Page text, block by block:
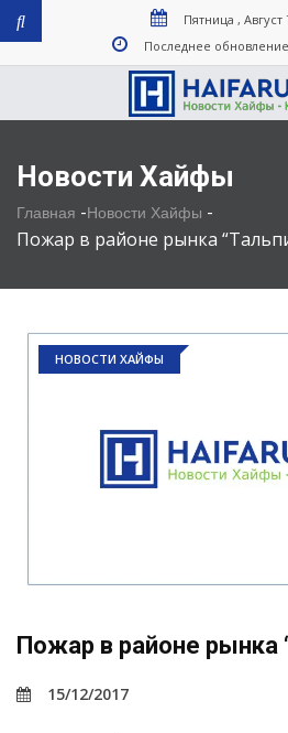
Пятница , Август
Последнее
Новости Хайфы
Главная -Новости Хайфы -
Пожар в районе рынка
НОВОСТИ ХАЙФЫ
Пожар в районе рынка
15/12/2017